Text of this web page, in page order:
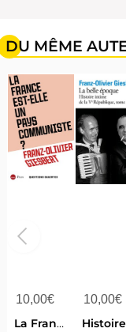
DU MÊME
10,00€
La France Est-elle Un Pays Communiste ?
10,00€